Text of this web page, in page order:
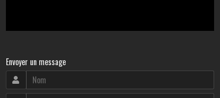
Envoyer un message